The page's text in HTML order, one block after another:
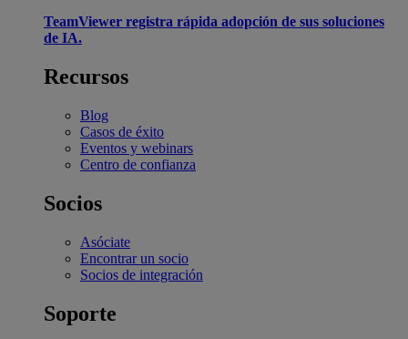
TeamViewer registra rápida adopción de sus soluciones
de IA.
Recursos
Blog
Casos de éxito
Eventos y webinars
Centro de confianza
Socios
Asóciate
Encontrar un socio
Socios de integración
Soporte